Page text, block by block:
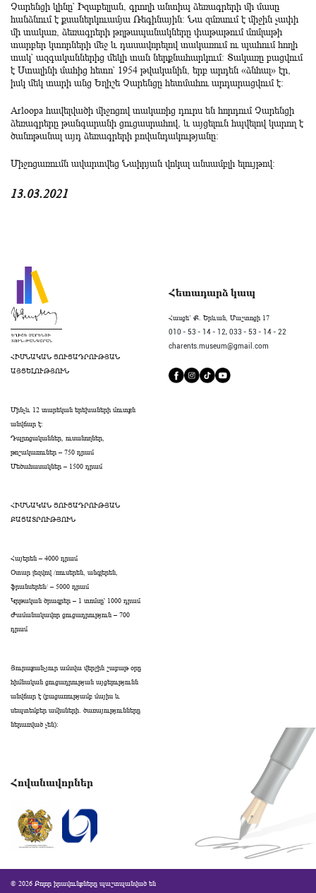
Չարենցի կինը՝ Իզաբելլան, գրողի անտիպ ձեռագրերի մի մասը
հանձնում է քսաներկուամյա Ռեգինային։ Նա զմռսում է միջին չափի
մի տակառ, ձեռագրերի թղթապանակները փաթաթում մոմլաթի
տարբեր կտորների մեջ և դասավորելով տակառում ու պահում հողի
տակ՝ ազգականներից մեկի տան ներքնահարկում։ Տակառը բացվում
է Ստալինի մահից հետո՝ 1954 թվականին, երբ արդեն «ձնհալ» էր,
իսկ մեկ տարի անց Եղիշե Չարենցը հետմահու արդարացվում է:
Arloopa հավելվածի միջոցով տակառից դուրս են հորդում Չարենցի
ձեռագրերը թանգարանի ցուցասրահով, և այցելուն հպվելով կարող է
ծանոթանալ այդ ձեռագրերի բովանդակությանը։
Միջոցառումն ավարտվեց Նաիրյան վոկալ անսամբլի ելույթով։
13.03.2021
ՀԻՄՆԱԿԱՆ ՑՈՒՑԱԴՐՈՒԹՅԱՆ
ԱՅՑԵԼՈՒԹՅՈՒՆ
Մինչև 12 տարեկան երեխաների մուտքն
անվճար է։
Դպրոցականներ, ուսանողներ,
թոշակառուներ – 750 դրամ
Մեծահասակներ – 1500 դրամ
ՀԻՄՆԱԿԱՆ ՑՈՒՑԱԴՐՈՒԹՅԱՆ
ԲԱՑԱՏՐՈՒԹՅՈՒՆ
Հայերեն – 4000 դրամ
Օտար լեզվով /ռուսերեն, անգլերեն,
ֆրանսերեն/ – 5000 դրամ
Կրթական ծրագրեր – 1 տոմսը՝ 1000 դրամ
Ժամանակավոր ցուցադրություն – 700
դրամ
Յուրաքանչյուր ամսվա վերջին շաբաթ օրը
հիմնական ցուցադրության այցելությունն
անվճար է (բացառությամբ մայիս և
սեպտեմբեր ամիսների․ ծառայությունները
ներառված չեն):
Հետադարձ կապ
Հասցե` Ք. Երևան, Մաշտոցի 17
010 - 53 - 14 - 12, 033 - 53 - 14 - 22
charents.museum@gmail.com
Հովանավորներ
© 2026 Բոլոր իրավունքները պաշտպանված են